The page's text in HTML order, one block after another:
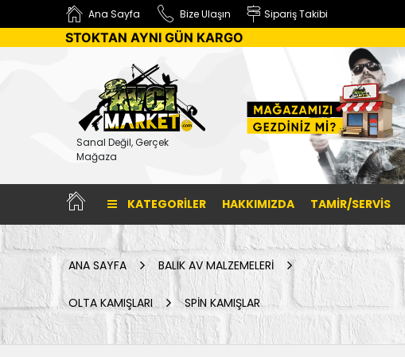
Ana Sayfa Bize Ulaşın Sipariş Takibi
STOKTAN AYNI GÜN KARGO
Sanal Değil, Gerçek
Mağaza
KATEGORILER HAKKIMIZDA TAMİR/SERVİS
ANA SAYFA BALIK AV MALZEMELERİ
OLTA KAMIŞLARI SPİN KAMIŞLAR